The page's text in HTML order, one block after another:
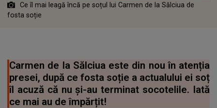
Ce îl mai leagă încă pe soțul lui Carmen de la Sălciua de
fosta soție
Carmen de la Sălciua este din nou în atenția
presei, după ce fosta soție a actualului ei soț
îl acuză că nu și-au terminat socotelile. Iată
ce mai au de împărțit!